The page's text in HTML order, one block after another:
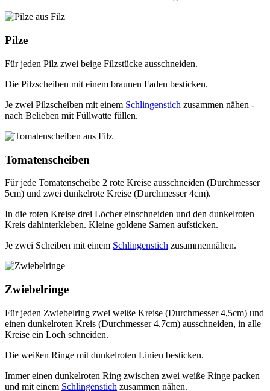
Pilze
Für jeden Pilz zwei beige Filzstücke ausschneiden.
Die Pilzscheiben mit einem braunen Faden besticken.
Je zwei Pilzscheiben mit einem Schlingenstich zusammen nähen -
nach Belieben mit Füllwatte füllen.
Tomatenscheiben
Für jede Tomatenscheibe 2 rote Kreise ausschneiden (Durchmesser
5cm) und zwei dunkelrote Kreise (Durchmesser 4cm).
In die roten Kreise drei Löcher einschneiden und den dunkelroten
Kreis dahinterkleben. Kleine goldene Samen aufsticken.
Je zwei Scheiben mit einem Schlingenstich zusammennähen.
Zwiebelringe
Für jeden Zwiebelring zwei weiße Kreise (Durchmesser 4,5cm) und
einen dunkelroten Kreis (Durchmesser 4.7cm) ausschneiden, in alle
Kreise ein Loch schneiden.
Die weißen Ringe mit dunkelroten Linien besticken.
Immer einen dunkelroten Ring zwischen zwei weiße Ringe packen
und mit einem Schlingenstich zusammen nähen.